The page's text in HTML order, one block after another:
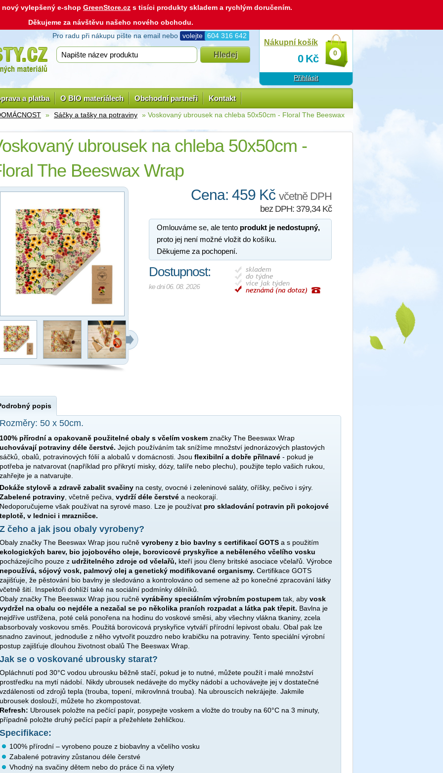
vylepšený e-shop GreenStore.cz s tisíci produkty skladem a rychlým doručením.
Děkujeme za návštěvu našeho nového obchodu.
Pro radu při nákupu pište na email nebo volejte 604 316 642
Nákupní košík
0
0Kč
Přihlásit
a platba O BIO materiálech Obchodní partneři Kontakt
» Sáčky a tašky na potraviny » Voskovaný ubrousek na chleba 50x50cm - Floral The Beeswax
ubrousek na chleba 50x50cm -
The Beeswax Wrap
Cena: 459 Kč včetně DPH
bez DPH: 379,34 Kč
Omlouváme se, ale tento produkt je nedostupný,
proto jej není možné vložit do košíku.
Děkujeme za pochopení.
Dostupnost:
ke dni 06. 08. 2026
popis
Rozměry: 50 x 50cm.
100% přírodní a opakovaně použitelné obaly s včelím voskem značky The Beeswax Wrap
uchovávají potraviny déle čerstvé. Jejich používáním tak snížíme množství jednorázových plastových
sáčků, obalů, potravinových fólií a alobalů v domácnosti. Jsou flexibilní a dobře přilnavé - pokud je
potřeba je natvarovat (například pro přikrytí misky, dózy, talíře nebo plechu), použijte teplo vašich rukou,
zahřejte je a natvarujte.
Dokáže stylově a zdravě zabalit svačiny na cesty, ovocné i zeleninové saláty, oříšky, pečivo i sýry.
Zabelené potraviny , včetně pečiva, vydrží déle čerstvé a neokorají.
Nedoporučujeme však používat na syrové maso. Lze je používat pro skladování potravin při pokojové
teplotě, v lednici i mrazničce.
Z čeho a jak jsou obaly vyrobeny?
Obaly značky The Beeswax Wrap jsou ručně vyrobeny z bio bavlny s certifikací GOTS a s použitím
ekologických barev, bio jojobového oleje, borovicové pryskyřice a neběleného včelího vosku
pocházejícího pouze z udržitelného zdroje od včelařů, kteří jsou členy britské asociace včelařů. Výrobce
nepoužívá, sójový vosk, palmový olej a genetický modifikované organismy. Certifikace GOTS
zajišťuje, že pěstování bio bavlny je sledováno a kontrolováno od semene až po konečné zpracování látky
včetně šití. Inspektoři dohlíží také na sociální podmínky dělníků.
Obaly značky The Beeswax Wrap jsou ručně vyráběny speciálním výrobním postupem tak, aby vosk
vydržel na obalu co nejdéle a nezačal se po několika praních rozpadat a látka pak třepit. Bavlna je
nejdříve ustřižena, poté celá ponořena na hodinu do voskové směsi, aby všechny vlákna tkaniny, zcela
absorbovaly voskovou směs. Použitá borovicová pryskyřice vytváří přírodní lepivost obalu. Obal pak lze
snadno zavinout, jednoduše z něho vytvořit pouzdro nebo krabičku na potraviny. Tento speciální výrobní
postup zajišťuje dlouhou životnost obalů The Beeswax Wrap.
Jak se o voskované ubrousky starat?
Opláchnutí pod 30°C vodou ubrousku běžně stačí, pokud je to nutné, můžete použít i malé množství
prostředku na mytí nádobí. Nikdy ubrousek nedávejte do myčky nádobí a uchovávejte jej v dostatečné
vzdálenosti od zdrojů tepla (trouba, topení, mikrovlnná trouba). Na ubrouscích nekrájejte. Jakmile
ubrousek doslouží, můžete ho zkompostovat.
Refresh: Ubrousek položte na pečící papír, posypejte voskem a vložte do trouby na 60°C na 3 minuty,
případně položte druhý pečící papír a přežehlete žehličkou.
Specifikace:
100% přírodní – vyrobeno pouze z biobavlny a včelího vosku
Zabalené potraviny zůstanou déle čerstvé
Vhodný na svačiny dětem nebo do práce či na výlety